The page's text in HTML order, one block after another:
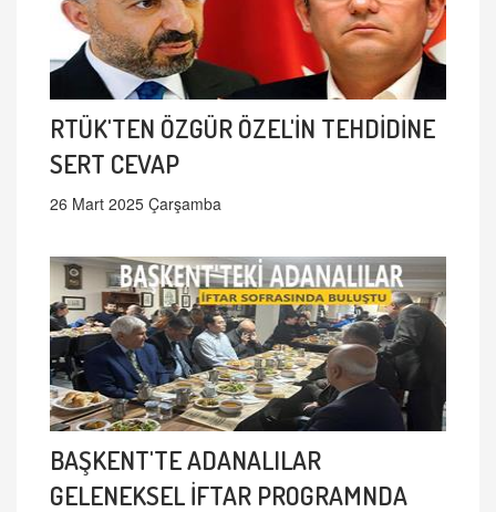
RTÜK'TEN ÖZGÜR ÖZEL'İN TEHDİDİNE
SERT CEVAP
26 Mart 2025 Çarşamba
BAŞKENT'TE ADANALILAR
GELENEKSEL İFTAR PROGRAMNDA